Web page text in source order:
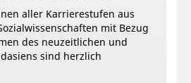
aller Karrierestufen aus
mit Bezug
des neuzeitlichen und
sind herzlich